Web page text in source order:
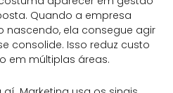
Quando a empresa
nascendo, ela consegue agir
consolide. Isso reduz custo
em múltiplas áreas.